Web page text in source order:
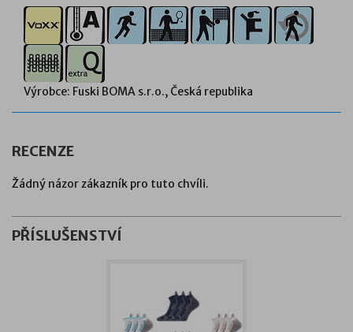
Výrobce: Fuski BOMA s.r.o., Česká republika
RECENZE
Žádný názor zákazník pro tuto chvíli.
PŘÍSLUŠENSTVÍ